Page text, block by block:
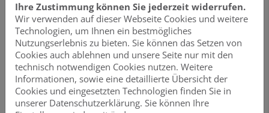
7 Verwendung von Google Maps
8 Verwendung von Google Fonts
9 Eingebettete Videos, Bilder und Links zu
externen Internetseiten
Ihre Zustimmung können Sie jederzeit widerrufen.
Wir verwenden auf dieser Webseite Cookies und weitere
Technologien, um Ihnen ein bestmögliches
Nutzungserlebnis zu bieten. Sie können das Setzen von
Cookies auch ablehnen und unsere Seite nur mit den
technisch notwendigen Cookies nutzen. Weitere
Informationen, sowie eine detaillierte Übersicht der
Cookies und eingesetzten Technologien finden Sie in
unserer Datenschutzerklärung. Sie können Ihre